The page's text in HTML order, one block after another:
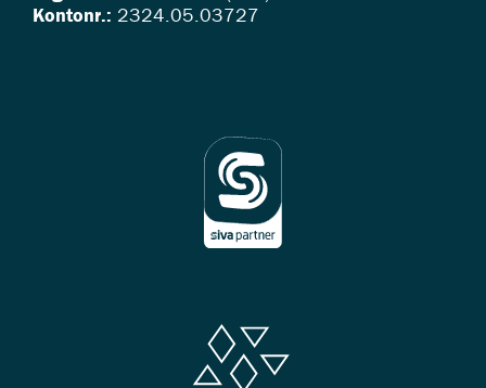
Kontonr.: 2324.05.03727